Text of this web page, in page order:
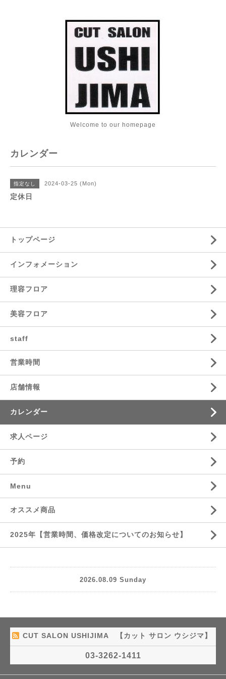
Welcome to our homepage
カレンダー
指定なし 2024-03-25 (Mon)
定休日
トップページ
インフォメーション
理容フロア
美容フロア
staff
営業時間
店舗情報
カレンダー
求人ページ
予約
Menu
オススメ商品
2025年【営業時間、価格改定についてのお知らせ】
2026.08.09 Sunday
CUT SALON USHIJIMA 【カット サロン ウシジマ】
03-3262-1411